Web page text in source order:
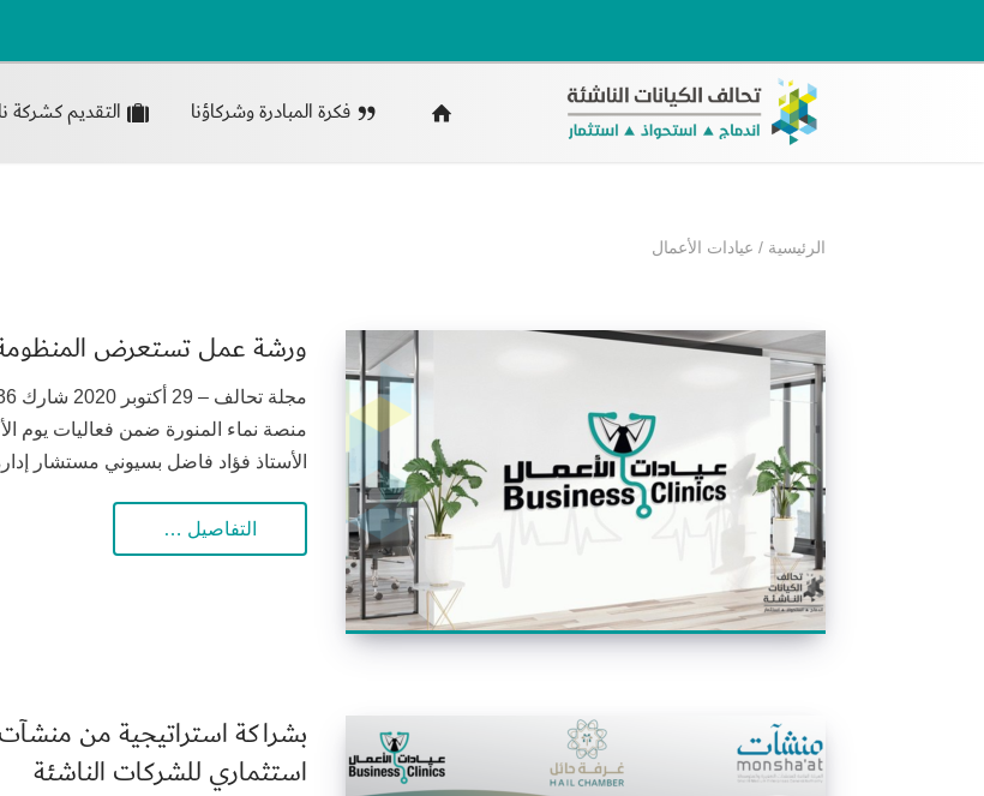
فكرة المبادرة وشركاؤنا التقديم كشركة
الرئيسية / عيادات الأعمال
ورشة عمل تستعرض المنظومة
منصة نماء المنورة ضمن فعاليات يوم
الأستاذ فؤاد فاضل بسيوني مستشار
التفاصيل …
بشراكة استراتيجية من
استثماري للشركات الناشئة